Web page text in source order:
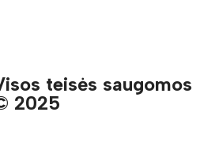
teisės saugomos
2025